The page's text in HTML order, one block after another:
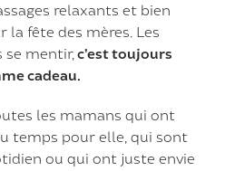
relaxants et bien
la fête des mères. Les
se mentir, c’est toujours
cadeau.
les mamans qui ont
temps pour elle, qui sont
ou qui ont juste envie